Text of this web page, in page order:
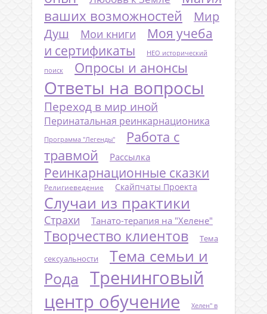
ваших возможностей
Мир
Душ
Мои книги
Моя учеба
и сертификаты
НЕО исторический
поиск Опросы и анонсы
Ответы на вопросы
Переход в мир иной
Перинатальная реинкарнационика
Программа "Легенды"
Работа с
травмой
Рассылка
Реинкарнационные сказки
Религиеведение Скайпчаты Проекта
Случаи из практики
Страхи Танато-терапия на "Хелене"
Творчество клиентов
Тема
сексуальности
Тема семьи и
Рода
Тренинговый
центр обучение
Хелен" в